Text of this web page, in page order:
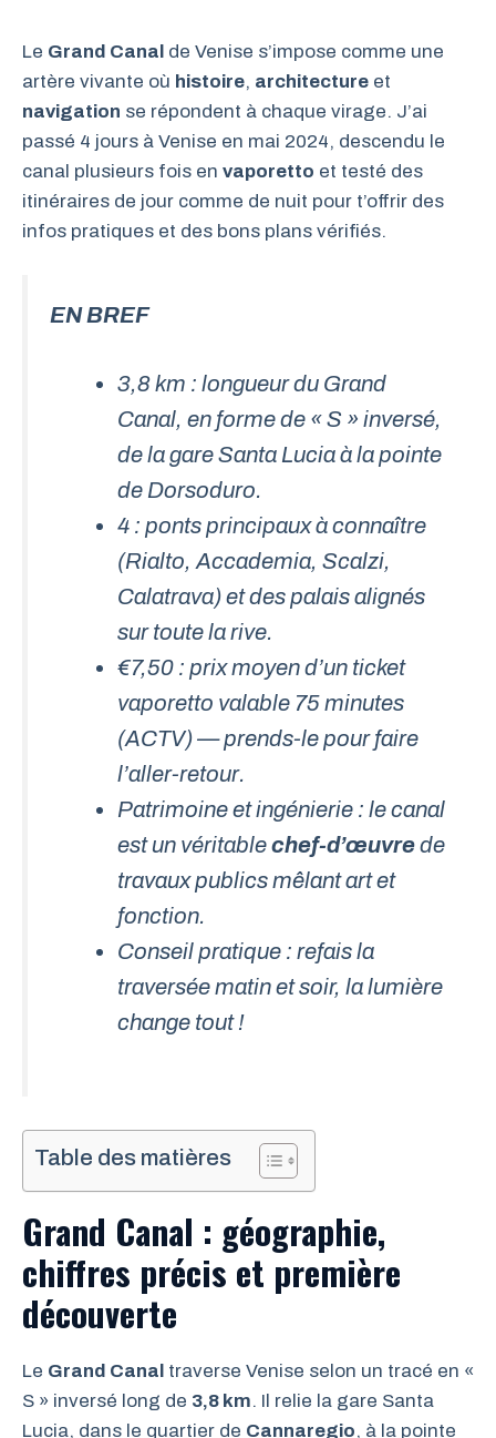
Le Grand Canal de Venise s’impose comme une
artère vivante où histoire, architecture et
navigation se répondent à chaque virage. J’ai
passé 4 jours à Venise en mai 2024, descendu le
canal plusieurs fois en vaporetto et testé des
itinéraires de jour comme de nuit pour t’offrir des
infos pratiques et des bons plans vérifiés.
EN BREF
3,8 km : longueur du Grand
Canal, en forme de « S » inversé,
de la gare Santa Lucia à la pointe
de Dorsoduro.
4 : ponts principaux à connaître
(Rialto, Accademia, Scalzi,
Calatrava) et des palais alignés
sur toute la rive.
€7,50 : prix moyen d’un ticket
vaporetto valable 75 minutes
(ACTV) — prends-le pour faire
l’aller-retour.
Patrimoine et ingénierie : le canal
est un véritablechef-d’œuvrede
travaux publics mêlant art et
fonction.
Conseil pratique : refais la
traversée matin et soir, la lumière
change tout !
Table des matières
Grand Canal : géographie,
chiffres précis et première
découverte
Le Grand Canal traverse Venise selon un tracé en «
S » inversé long de 3,8 km. Il relie la gare Santa
Lucia, dans le quartier de Cannaregio, à la pointe